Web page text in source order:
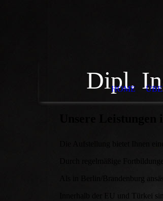
HOME
Dipl.
Unsere
Die Aufstellung bietet Ihnen
Durch regelmäßige
Als in Berlin/Brandenburg
Innerhalb der EU und Türkei